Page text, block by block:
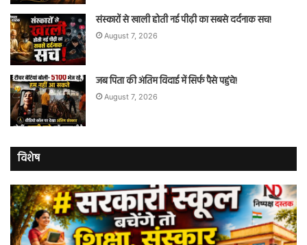
संस्कारों से खाली होती नई पीढ़ी का सबसे दर्दनाक सच!
August 7, 2026
जब पिता की अंतिम विदाई में सिर्फ पैसे पहुंचे!
August 7, 2026
विशेष